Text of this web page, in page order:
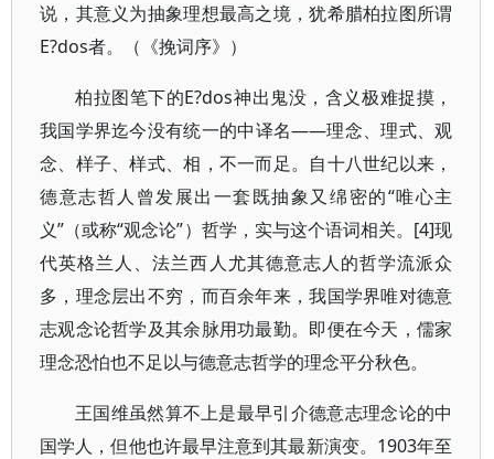
说，其意义为抽象理想最高之境，犹希腊柏拉图所谓
E?dos者。（《挽词序》）
柏拉图笔下的E?dos神出鬼没，含义极难捉摸，
我国学界迄今没有统一的中译名——理念、理式、观
念、样子、样式、相，不一而足。自十八世纪以来，
德意志哲人曾发展出一套既抽象又绵密的“唯心主
义”（或称“观念论”）哲学，实与这个语词相关。[4]现
代英格兰人、法兰西人尤其德意志人的哲学流派众
多，理念层出不穷，而百余年来，我国学界唯对德意
志观念论哲学及其余脉用功最勤。即便在今天，儒家
理念恐怕也不足以与德意志哲学的理念平分秋色。
王国维虽然算不上是最早引介德意志理念论的中
国学人，但他也许最早注意到其最新演变。1903年至